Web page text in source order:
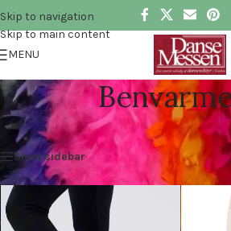
Skip to navigation
Skip to main content
MENU
Hjem» Accessories» Benvarmere
Show sidebar